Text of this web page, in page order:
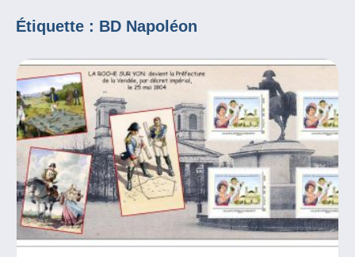
Étiquette : BD Napoléon